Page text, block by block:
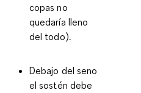
copas no
quedaría lleno
del todo).
Debajo del seno
el sostén debe